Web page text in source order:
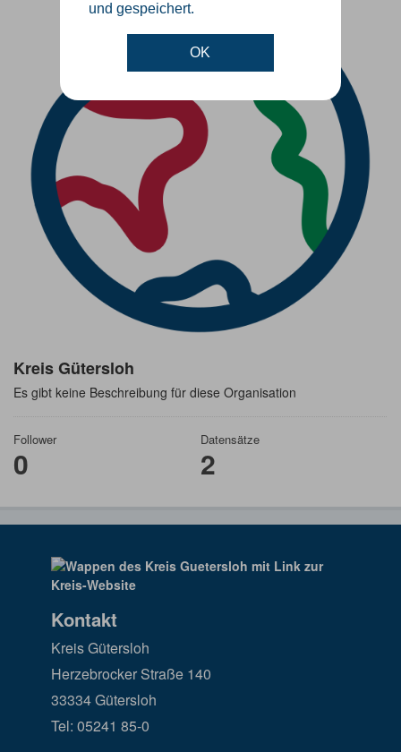
und gespeichert.
OK
Kreis Gütersloh
Es gibt keine Beschreibung für diese Organisation
Follower
0
Datensätze
2
Kontakt
Kreis Gütersloh
Herzebrocker Straße 140
33334 Gütersloh
Tel: 05241 85-0